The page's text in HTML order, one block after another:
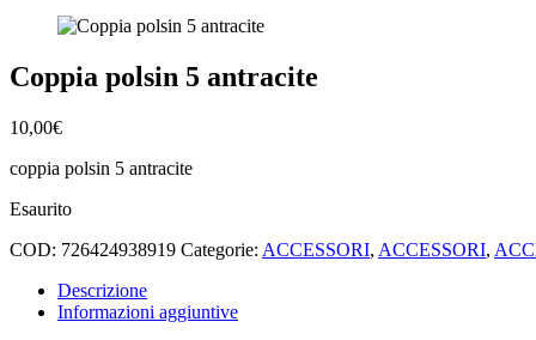
Coppia polsin 5 antracite
10,00€
coppia polsin 5 antracite
Esaurito
COD: 726424938919 Categorie: ACCESSORI, ACCESSORI,
Descrizione
Informazioni aggiuntive